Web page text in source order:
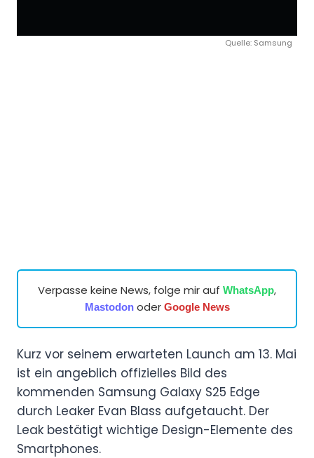
Quelle: Samsung
Verpasse keine News, folge mir auf WhatsApp,
Mastodonoder Google News
Kurz vor seinem erwarteten Launch am 13. Mai
ist ein angeblich offizielles Bild des
kommenden Samsung Galaxy S25 Edge
durch Leaker Evan Blass aufgetaucht. Der
Leak bestätigt wichtige Design-Elemente des
Smartphones.